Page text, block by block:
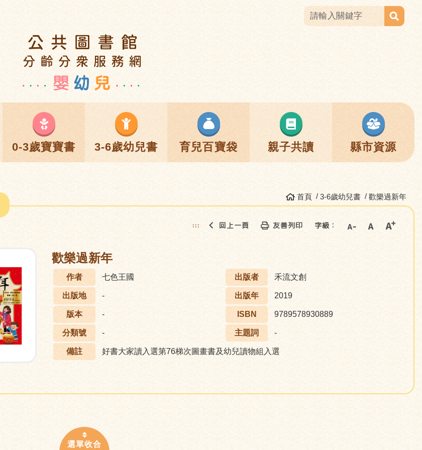
0-3歲寶寶書 3-6歲幼兒書 育兒百寶袋 親子共讀 縣市資源
首頁 3-6歲幼兒書 歡樂過新年
::: 回上一頁 友善列印 字級：
歡樂過新年
作者 七色王國 出版者 禾流文創
出版地 - 出版年 2019
版本 - ISBN 9789578930889
分類號 - 主題詞 -
備註 好書大家讀入選第76梯次圖畫書及幼兒讀物組入選